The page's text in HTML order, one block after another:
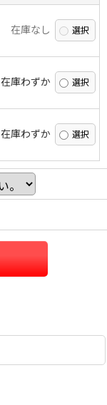
在庫なし
在庫わずか
在庫わずか